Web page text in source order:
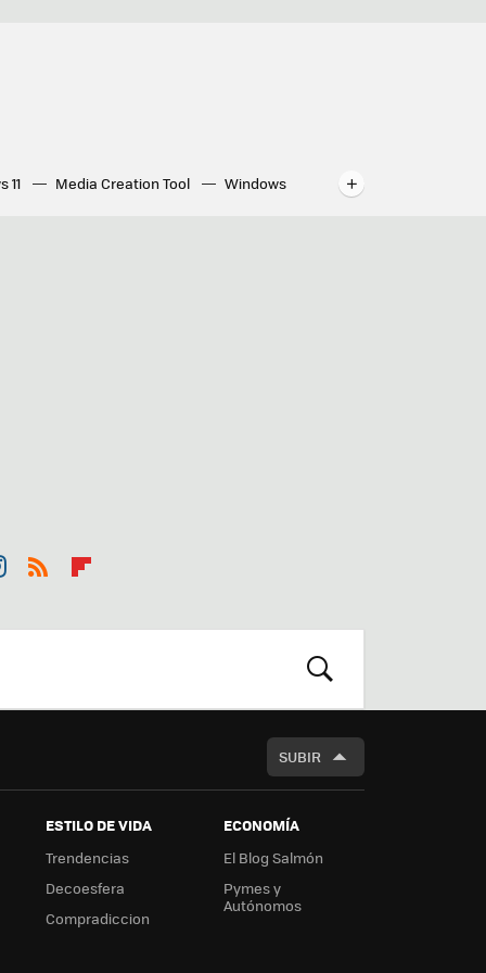
11 Media Creation Tool
Windows
boa
BUSCAR
SUBIR
ESTILO DE VIDA
Trendencias
Decoesfera
Compradiccion
ECONOMÍA
El Blog Salmón
Pymes y
Autónomos